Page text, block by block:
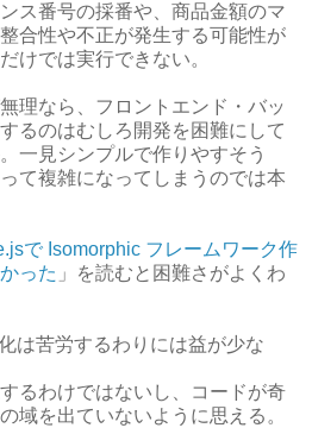
ス番号の採番や、商品金額のマ
合性や不正が発生する可能性が
けでは実行できない。
理なら、フロントエンド・バッ
るのはむしろ開発を困難にして
一見シンプルで作りやすそう
て複雑になってしまうのでは本
で Isomorphic フレームワーク作
った 」を読むと困難さがよくわ
は苦労するわりには益が少な
るわけではないし、コードが奇
域を出ていないように思える。